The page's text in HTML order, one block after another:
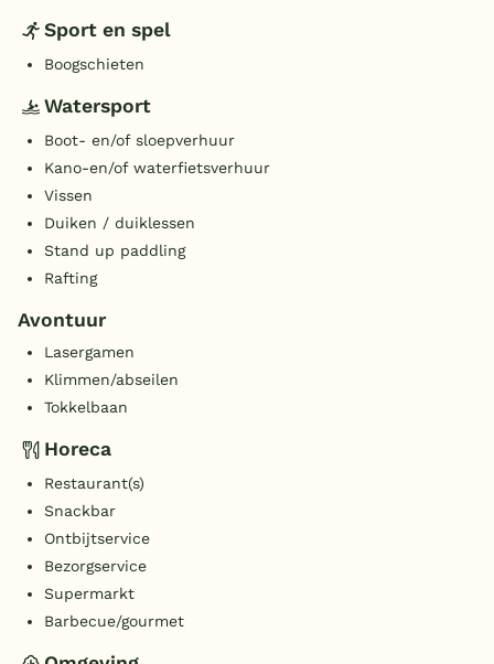
Sport en spel
Boogschieten
Watersport
Boot- en/of sloepverhuur
Kano-en/of waterfietsverhuur
Vissen
Duiken / duiklessen
Stand up paddling
Rafting
Avontuur
Lasergamen
Klimmen/abseilen
Tokkelbaan
Horeca
Restaurant(s)
Snackbar
Ontbijtservice
Bezorgservice
Supermarkt
Barbecue/gourmet